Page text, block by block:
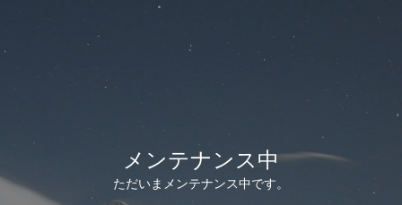
メンテナンス中
ただいまメンテナンス中です。